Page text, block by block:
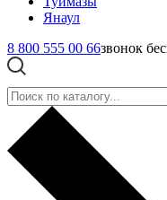
Янаул
8 800 555 00 66звонок